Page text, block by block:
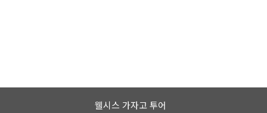
웰시스 가자고 투어